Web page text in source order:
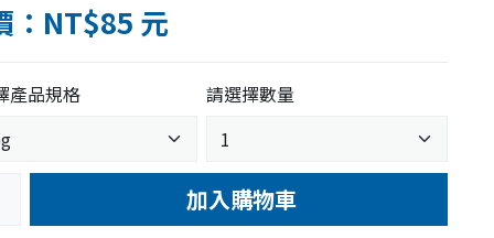
：NT$85 元
產品規格 請選擇數量
加入購物車